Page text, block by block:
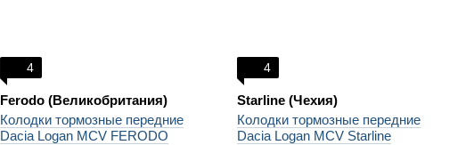
4
Ferodo (Великобритания)
Колодки тормозные передние
Dacia Logan MCV FERODO
4
Starline (Чехия)
Колодки тормозные передние
Dacia Logan MCV Starline